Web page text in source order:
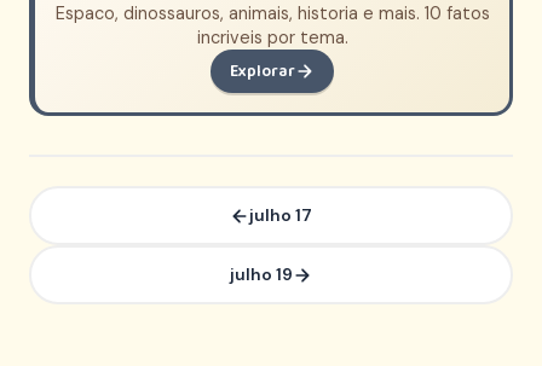
Espaco, dinossauros, animais, historia e mais. 10 fatos
incriveis por tema.
Explorar
julho 17
julho 19